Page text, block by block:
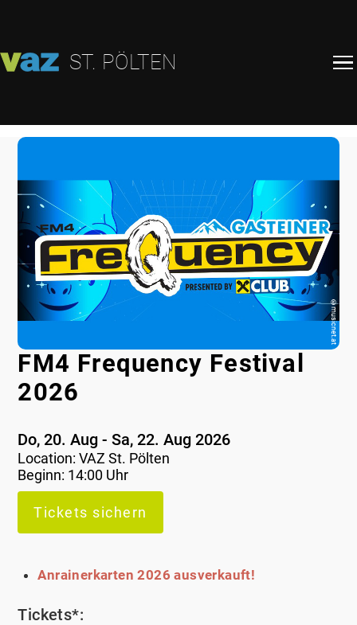
ST. PÖLTEN
FM4 Frequency Festival
2026
Do, 20. Aug - Sa, 22. Aug 2026
Location:VAZ St. Pölten
Beginn: 14:00 Uhr
Tickets sichern
Anrainerkarten 2026 ausverkauft!
Tickets*:
©
musicnet.at